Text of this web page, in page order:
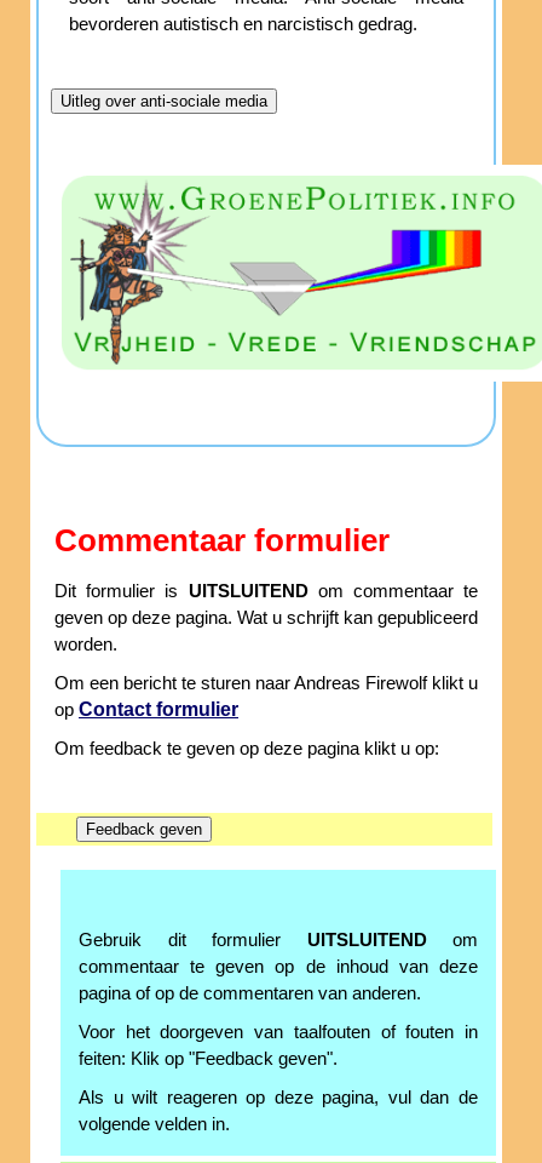
bevorderen autistisch en narcistisch gedrag.
Commentaar formulier
Dit formulier is UITSLUITENDom commentaar te
geven op deze pagina. Wat u schrijft kan gepubliceerd
worden.
Om een bericht te sturen naar Andreas Firewolf klikt u
op Contact formulier
Om feedback te geven op deze pagina klikt u op:
Gebruik dit formulier UITSLUITENDom
commentaar te geven op de inhoud van deze
pagina of op de commentaren van anderen.
Voor het doorgeven van taalfouten of fouten in
feiten: Klik op "Feedback geven".
Als u wilt reageren op deze pagina, vul dan de
volgende velden in.